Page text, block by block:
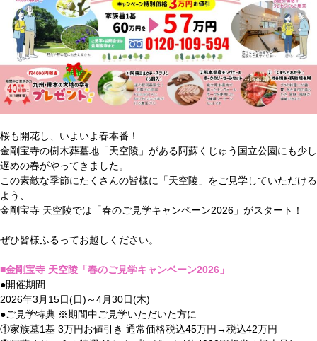
桜も開花し、いよいよ春本番！
金剛宝寺の樹木葬墓地「天空陵」がある阿蘇くじゅう国立公園にも少し
遅めの春がやってきました。
この素敵な季節にたくさんの皆様に「天空陵」をご見学していただける
よう、
金剛宝寺 天空陵では「春のご見学キャンペーン2026」がスタート！
ぜひ皆様ふるってお越しください。
■金剛宝寺 天空陵「春のご見学キャンベーン2026」
●開催期間
2026年3月15日(日)～4月30日(木)
●ご見学特典 ※期間中ご見学いただいた方に
①家族墓1基 3万円お値引き 通常価格税込45万円→税込42万円